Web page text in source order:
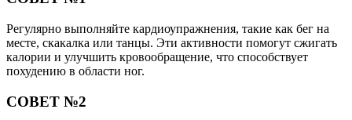
Регулярно выполняйте кардиоупражнения, такие как бег на
месте, скакалка или танцы. Эти активности помогут сжигать
калории и улучшить кровообращение, что способствует
похудению в области ног.
СОВЕТ №2